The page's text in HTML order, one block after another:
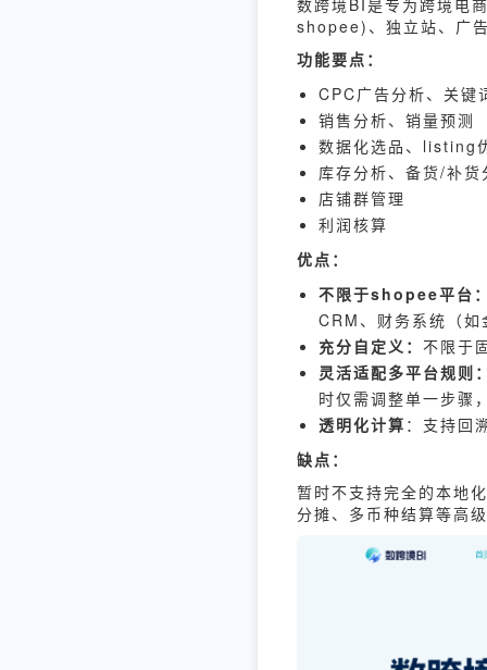
shopee)、独立站、广
功能要点：
CPC广告分析、关键
销售分析、销量预测
数据化选品、listing
库存分析、备货/补货
店铺群管理
利润核算
优点：
不限于shopee平台
CRM、财务系统（
充分自定义： 不限于
灵活适配多平台规则
时仅需调整单一步骤
透明化计算 ：支持回
缺点：
暂时不支持完全的本地
分摊、多币种结算等高